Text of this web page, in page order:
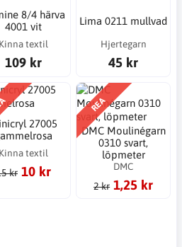
8/4 härva
4001 vit
Kinna textil
109 kr
Lima 0211 mullvad
Hjertegarn
45 kr
27005
Kinna textil
kr 10 kr
REA
DMC Moulinégarn
0310 svart,
löpmeter
DMC
2 kr 1,25 kr